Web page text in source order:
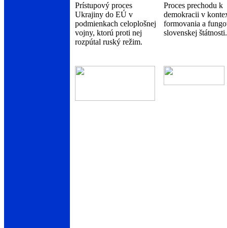
Prístupový proces
Ukrajiny do EÚ v
podmienkach celoplošnej
vojny, ktorú proti nej
rozpútal ruský režim.
Proces prechodu k
demokracii v
formovania a
slovenskej štátnosti.